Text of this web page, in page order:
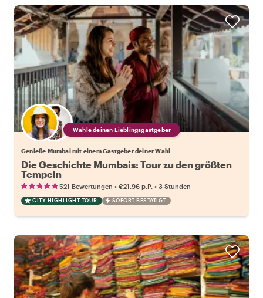
Wähle deinen Lieblingsgastgeber
Genieße Mumbai mit einem Gastgeber deiner Wahl
Die Geschichte Mumbais: Tour zu den größten
Tempeln
521 Bewertungen • €21.96 p.P. • 3 Stunden
CITY HIGHLIGHT TOUR SOFORT BESTÄTIGT